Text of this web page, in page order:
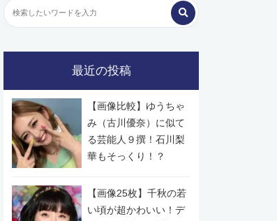
最近の投稿
【画像比較】ゆうちゃ
み（古川優奈）に似て
る芸能人９撰！石川梨
華もそっくり！？
【画像25枚】千秋の若
い頃が超かわいい！デ